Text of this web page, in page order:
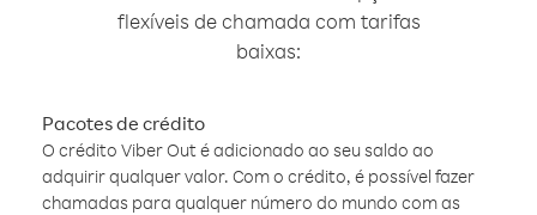
flexíveis de chamada com tarifas
baixas:
Pacotes de crédito
O crédito Viber Out é adicionado ao seu saldo ao
adquirir qualquer valor. Com o crédito, é possível fazer
chamadas para qualquer número do mundo com as